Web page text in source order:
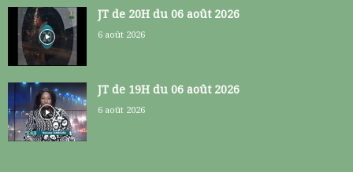
JT de 20H du 06 août 2026
6 août 2026
JT de 19H du 06 août 2026
6 août 2026